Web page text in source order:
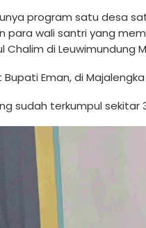
program satu desa
para wali santri yang
Chalim di Leuwimundung
Bupati Eman, di
sudah terkumpul sekitar